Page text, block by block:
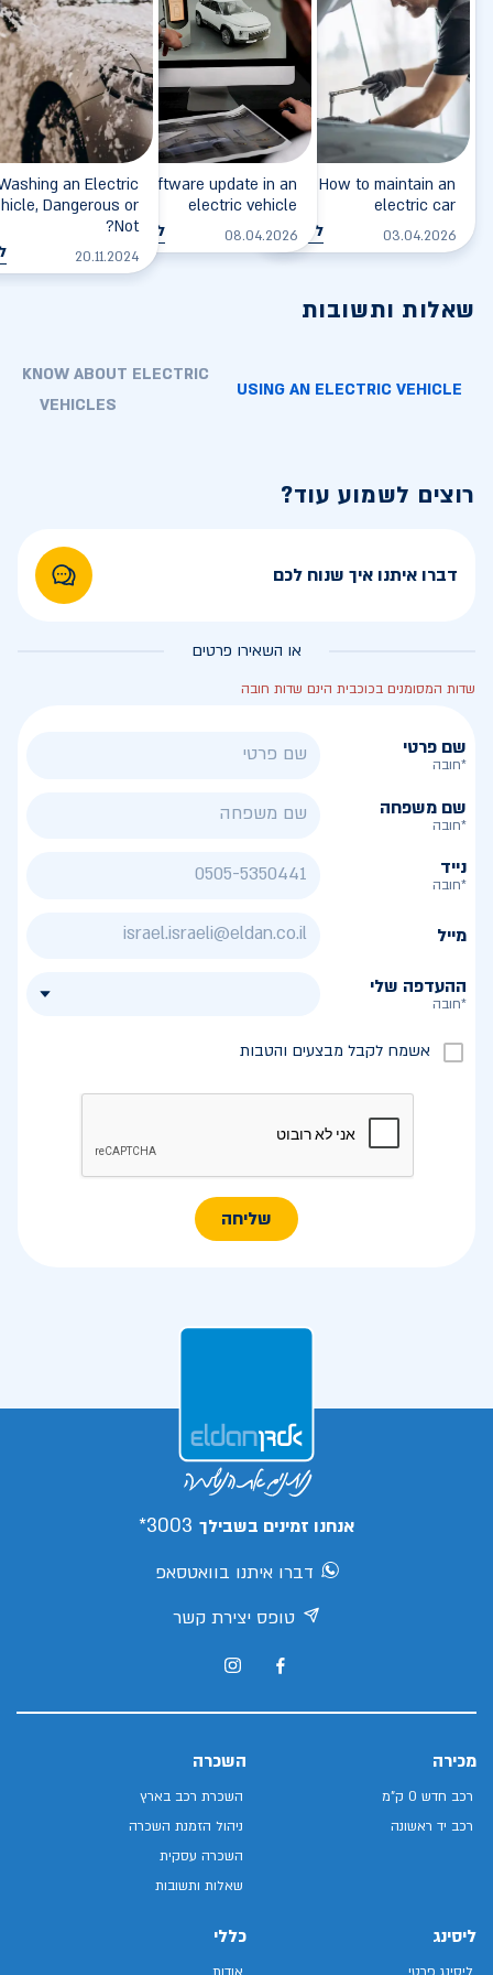
How to maintain an
electric car
03.04.2026 לקריאה
Software update in an
electric vehicle
08.04.2026 לקריאה
an Electric
Dangerous or
Not?
20.11.2024
שאלות ותשובות
USING AN ELECTRIC VEHICLE
KNOW ABOUT ELECTRIC
VEHICLES
רוצים לשמוע עוד?
דברו איתנו איך שנוח לכם
או השאירו פרטים
שדות המסומנים בכוכבית הינם שדות חובה
שם פרטי
*חובה
שם משפחה
*חובה
נייד
*חובה
מייל
ההעדפה שלי
*חובה
אשמח לקבל מבצעים והטבות
שליחה
אנחנו זמינים בשבילך 3003*
דברו איתנו בוואטסאפ
טופס יצירת קשר
מכירה
רכב חדש 0 ק"מ
רכב יד ראשונה
השכרה
השכרת רכב בארץ
ניהול הזמנת השכרה
השכרה עסקית
שאלות ותשובות
ליסינג
ליסינג פרטי
כללי
אודות